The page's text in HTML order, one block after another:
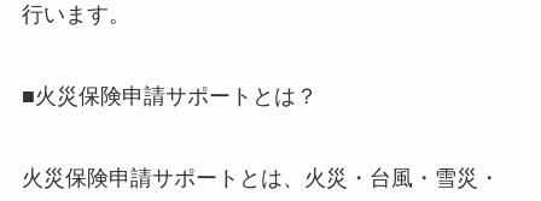
行います。
■火災保険申請サポートとは？
火災保険申請サポートとは、火災・台風・雪災・